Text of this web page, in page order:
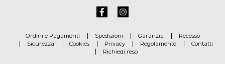
Ordini e Pagamenti Spedizioni Garanzia
Recesso
Sicurezza
Cookies Privacy Regolamento
Contatti
Richiedi reso